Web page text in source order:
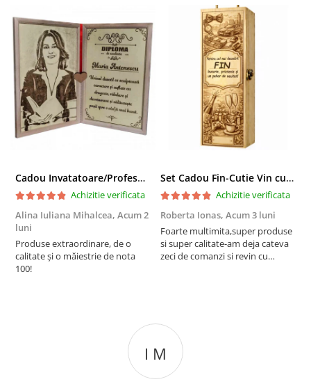
Cadou Invatatoare/Profesoara/Educatoare "Catalogul Amintirilor"
Achizitie verificata
Alina Iuliana Mihalcea, Acum 2
luni
Produse extraordinare, de o
calitate și o măiestrie de nota
100!
Set Cadou Fin-Cutie Vin cu Vin si Breloc Personalizate
Achizitie verificata
Roberta Ionas, Acum 3 luni
Foarte multimita,super produse
si super calitate-am deja cateva
zeci de comanzi si revin cu
I M